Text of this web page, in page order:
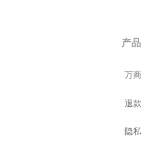
产
万
退
隐